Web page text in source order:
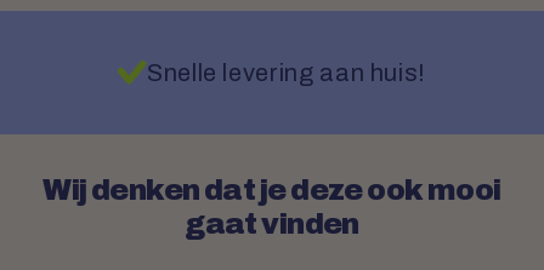
Snelle levering aan huis!
Wij denken dat je deze ook mooi
gaat vinden